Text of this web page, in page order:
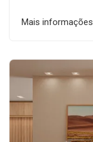
Mais informações